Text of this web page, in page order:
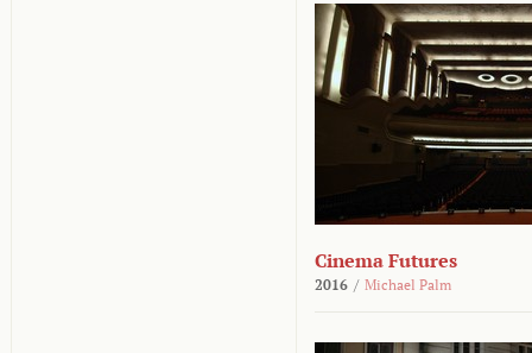
Cinema Futures
2016 / Michael Palm